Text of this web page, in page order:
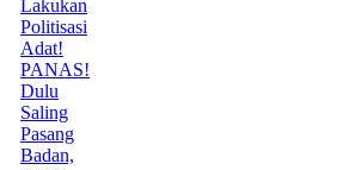
Lakukan
Politisasi
Adat!
PANAS!
Dulu
Saling
Pasang
Badan,